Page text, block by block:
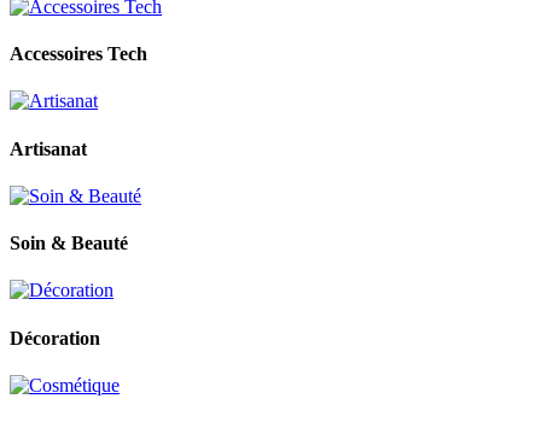
Accessoires Tech
Artisanat
Soin & Beauté
Décoration